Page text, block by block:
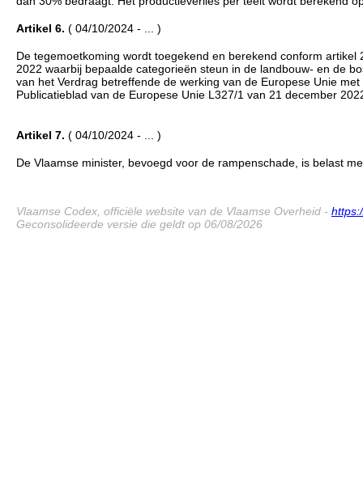
Artikel 6. ( 04/10/2024 - ... )
De tegemoetkoming wordt toegekend en berekend conform
2022 waarbij bepaalde categorieën steun in de landbouw- en de
van het Verdrag betreffende de werking van de Europese Unie
Publicatieblad van de Europese Unie L327/1 van 21 december
Artikel 7. ( 04/10/2024 - ... )
De Vlaamse minister, bevoegd voor de rampenschade, is belast
Vlaamse Codex, officiële website van de Vlaamse Overheid -
Geconsolideerde versie die geldt op 06/08/2026